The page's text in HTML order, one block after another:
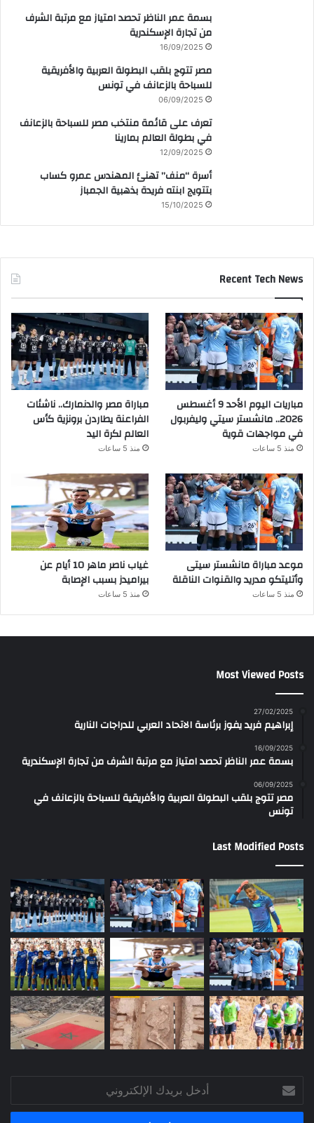
بسمة عمر الناظر تحصد امتياز مع مرتبة الشرف
من تجارة الإسكندرية
16/09/2025
مصر تتوج بلقب البطولة العربية والأفريقية
للسباحة بالزعانف في تونس
06/09/2025
تعرف على قائمة منتخب مصر للسباحة بالزعانف
في بطولة العالم بمارينا
12/09/2025
أسرة “منف” تهنئ المهندس عمرو كساب
بتتويج ابنته فريدة بذهبية الجمباز
15/10/2025
Recent Tech News
مباريات اليوم الأحد 9 أغسطس
2026.. مانشستر سيتي وليفربول
في مواجهات قوية
منذ 5 ساعات
مباراة مصر والدنمارك.. ناشئات
الفراعنة يطاردن برونزية كأس
العالم لكرة اليد
منذ 5 ساعات
موعد مباراة مانشستر سيتى
وأتليتكو مدريد والقنوات الناقلة
منذ 5 ساعات
غياب ناصر ماهر 10 أيام عن
بيراميدز بسبب الإصابة
منذ 5 ساعات
Most Viewed Posts
27/02/2025
إبراهيم فريد يفوز برئاسة الاتحاد العربي للدراجات النارية
16/09/2025
بسمة عمر الناظر تحصد امتياز مع مرتبة الشرف من تجارة الإسكندرية
06/09/2025
مصر تتوج بلقب البطولة العربية والأفريقية للسباحة بالزعانف في
تونس
Last Modified Posts
بريدك
الإلكتروني